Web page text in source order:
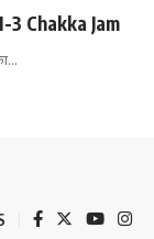
Chakka Jam
…